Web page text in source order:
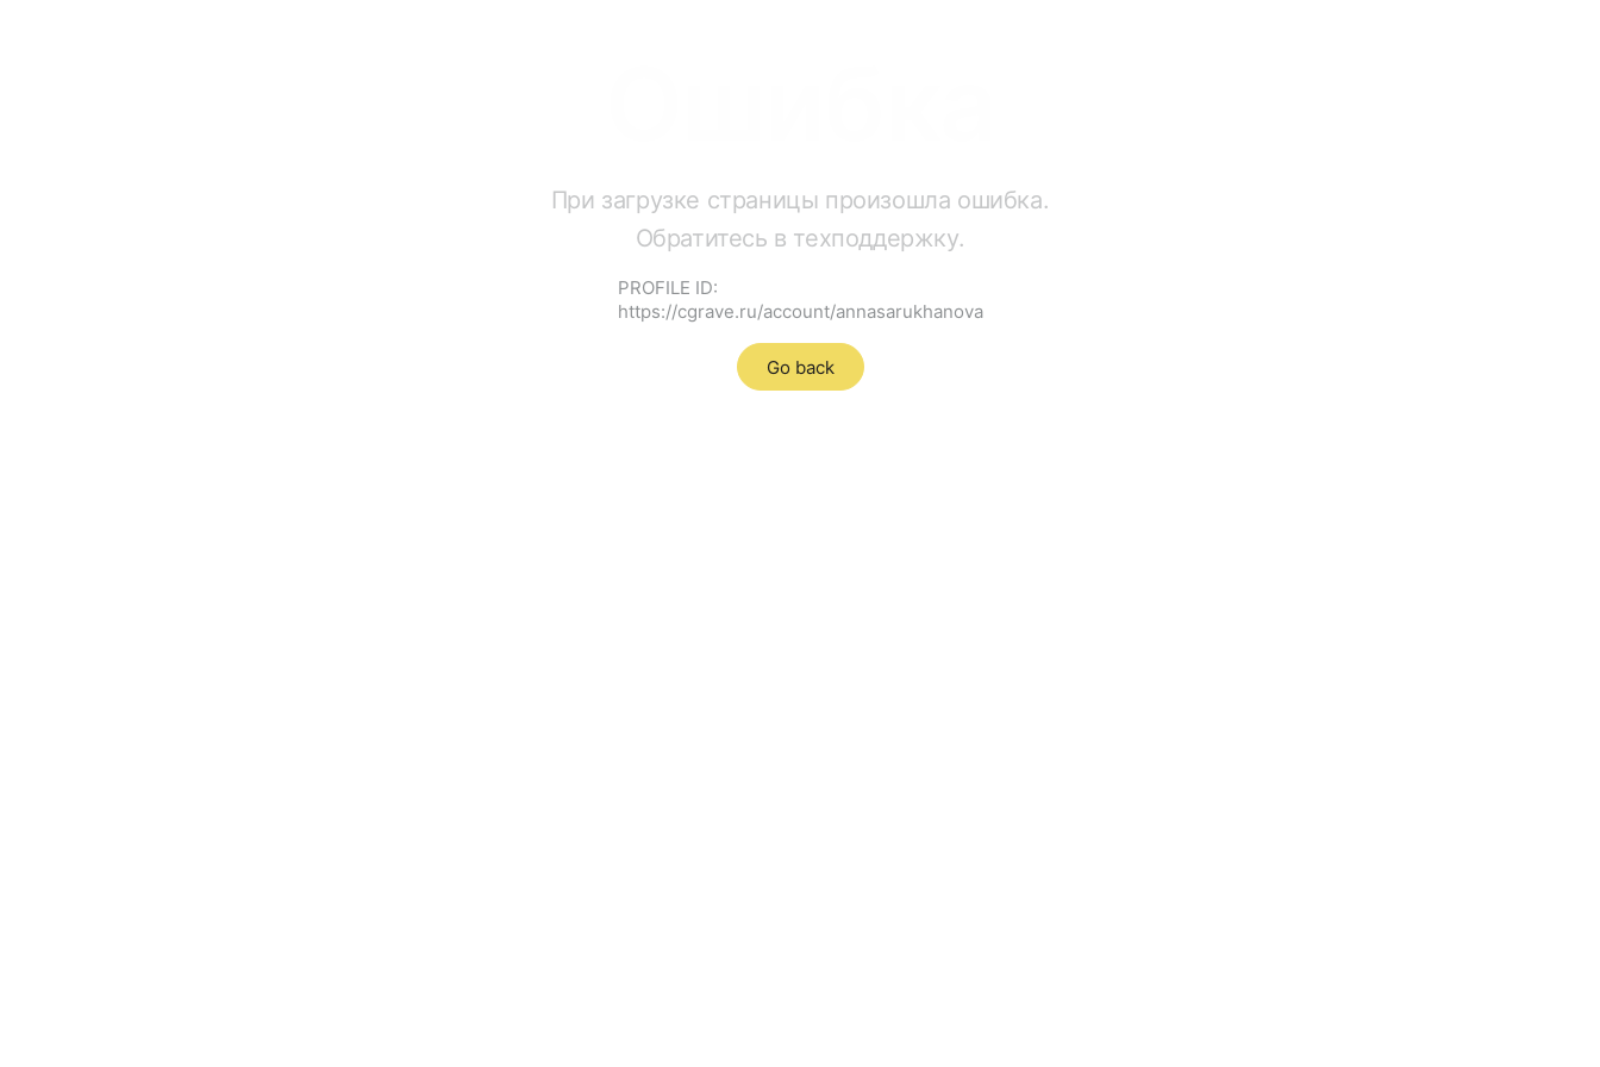
При загрузке страницы произошла ошибка.
Обратитесь в техподдержку.
PROFILE ID:
https://cgrave.ru/account/annasarukhanova
Go back